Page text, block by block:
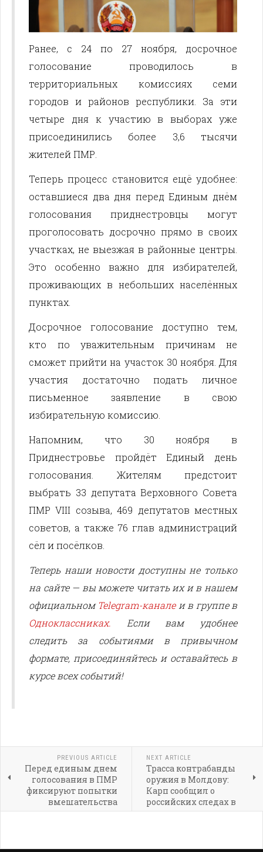
Ранее, с 24 по 27 ноября, досрочное
голосование проводилось в
территориальных комиссиях семи
городов и районов республики. За эти
четыре дня к участию в выборах уже
присоединились более 3,6 тысячи
жителей ПМР.
Теперь процесс становится ещё удобнее:
оставшиеся два дня перед Единым днём
голосования приднестровцы могут
проголосовать досрочно прямо в своих
участках, не выезжая в районные центры.
Это особенно важно для избирателей,
проживающих в небольших населённых
пунктах.
Досрочное голосование доступно тем,
кто по уважительным причинам не
сможет прийти на участок 30 ноября. Для
участия достаточно подать личное
письменное заявление в свою
избирательную комиссию.
Напомним, что 30 ноября в
Приднестровье пройдёт Единый день
голосования. Жителям предстоит
выбрать 33 депутата Верховного Совета
ПМР VIII созыва, 469 депутатов местных
советов, а также 76 глав администраций
сёл и посёлков.
Теперь наши новости доступны не только
на сайте — вы можете читать их и в нашем
официальном Telegram-каналеи в группе в
Одноклассниках. Если вам удобнее
следить за событиями в привычном
формате, присоединяйтесь и оставайтесь в
курсе всех событий!
PREVIOUS ARTICLE
Перед единым днем
голосования в ПМР
фиксируют попытки
вмешательства
NEXT ARTICLE
Трасса контрабанды
оружия в Молдову:
Карп сообщил о
российских следах в
деле